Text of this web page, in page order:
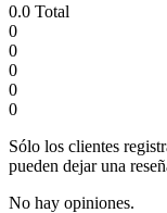
0.0 Total
0
0
0
0
0
Sólo los clientes
pueden dejar una
No hay opiniones.